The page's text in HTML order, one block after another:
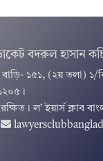
বদরুল হাসান
বাড়ি- ১৫১, (২য় তলা) ১/
। ল’ ইয়ার্স ক্লাব